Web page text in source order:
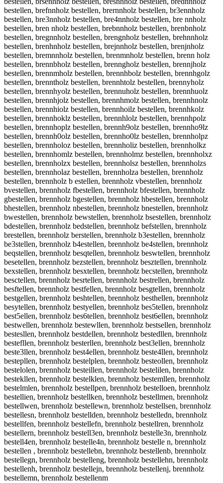
bestellen, brefnnholz bestellen, brernnholz bestellen, br3ennholz
bestellen, bre3nnholz bestellen, bre4nnholz bestellen, bre nnholz
bestellen, bren nholz bestellen, brebnnholz bestellen, brenbnholz
bestellen, bregnnholz bestellen, brengnholz bestellen, brehnnholz
bestellen, brenhnholz bestellen, brejnnholz bestellen, brenjnholz
bestellen, bremnnholz bestellen, brenmnholz bestellen, brenn holz
bestellen, brennbholz bestellen, brenngholz bestellen, brennjholz
bestellen, brennmholz bestellen, brennhbolz bestellen, brennhgolz
bestellen, brenntholz bestellen, brennhtolz bestellen, brennyholz
bestellen, brennhyolz bestellen, brennuholz bestellen, brennhuolz
bestellen, brennhjolz bestellen, brennhmolz bestellen, brennhnolz
bestellen, brennhiolz bestellen, brennhoilz bestellen, brennhkolz
bestellen, brennhoklz bestellen, brennhlolz bestellen, brennhpolz
bestellen, brennhoplz bestellen, brennh9olz bestellen, brennho9lz
bestellen, brennh0olz bestellen, brennho0lz bestellen, brennholpz
bestellen, brennholoz bestellen, brennholiz bestellen, brennholkz
bestellen, brennhomlz bestellen, brennholmz bestellen, brennholxz
bestellen, brennholzx bestellen, brennholsz bestellen, brennholzs
bestellen, brennholaz bestellen, brennholza bestellen, brennholz
bestellen, brennholz b estellen, brennholz vbestellen, brennholz
bvestellen, brennholz fbestellen, brennholz bfestellen, brennholz
gbestellen, brennholz bgestellen, brennholz hbestellen, brennholz
bhestellen, brennholz nbestellen, brennholz bnestellen, brennholz
bwestellen, brennholz bewstellen, brennholz bsestellen, brennholz
bdestellen, brennholz bedstellen, brennholz befstellen, brennholz
brestellen, brennholz berstellen, brennholz b3estellen, brennholz
be3stellen, brennholz b4estellen, brennholz be4stellen, brennholz
beqstellen, brennholz besqtellen, brennholz beswtellen, brennholz
besetellen, brennholz bezstellen, brennholz besztellen, brennholz
bexstellen, brennholz besxtellen, brennholz becstellen, brennholz
besctellen, brennholz besrtellen, brennholz bestrellen, brennholz
besftellen, brennholz bestfellen, brennholz besgtellen, brennholz
bestgellen, brennholz beshtellen, brennholz besthellen, brennholz
besytellen, brennholz bestyellen, brennholz bes5tellen, brennholz
best5ellen, brennholz bes6tellen, brennholz best6ellen, brennholz
bestwellen, brennholz bestewllen, brennholz bestsellen, brennholz
bestesllen, brennholz bestdellen, brennholz bestedllen, brennholz
bestefllen, brennholz besterllen, brennholz best3ellen, brennholz
beste3llen, brennholz best4ellen, brennholz beste4llen, brennholz
bestepllen, brennholz bestelplen, brennholz besteollen, brennholz
bestelolen, brennholz besteillen, brennholz bestelilen, brennholz
bestekllen, brennholz bestelklen, brennholz bestemllen, brennholz
bestelmlen, brennholz bestellpen, brennholz bestelloen, brennholz
bestellien, brennholz bestellken, brennholz bestellmen, brennholz
bestellwen, brennholz bestellewn, brennholz bestellsen, brennholz
bestellesn, brennholz bestellden, brennholz bestelledn, brennholz
bestellfen, brennholz bestellefn, brennholz bestellren, brennholz
bestellern, brennholz bestell3en, brennholz bestelle3n, brennholz
bestell4en, brennholz bestelle4n, brennholz bestelle n, brennholz
bestellen , brennholz bestellebn, brennholz bestellenb, brennholz
bestellegn, brennholz bestelleng, brennholz bestellehn, brennholz
bestellenh, brennholz bestellejn, brennholz bestellenj, brennholz
bestellemn, brennholz bestellenm